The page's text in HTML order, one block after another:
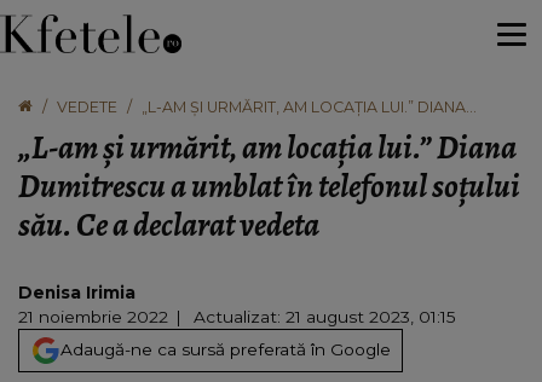
VEDETE
„L-AM ȘI URMĂRIT, AM LOCAȚIA LUI.” DIANA
SĂU. CE A DECLARAT VEDETA
„L-am și urmărit, am locația lui.” Diana
Dumitrescu a umblat în telefonul soțului
său. Ce a declarat vedeta
Denisa Irimia
21 noiembrie 2022
Actualizat: 21 august 2023, 01:15
Adaugă-ne ca sursă preferată în Google